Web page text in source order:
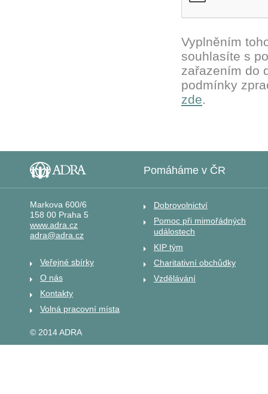
Vyplněním
souhlasíte s
zařazením do
podmínky
zde.
Markova 600/6
158 00 Praha 5
www.adra.cz
adra@adra.cz
Veřejné sbírky
O nás
Kontakty
Volná pracovní místa
Pomáháme v ČR
Dobrovolnictví
Pomoc při mimořádných
událostech
KIP tým
Charitativní obchůdky
Vzdělávání
© 2014 ADRA